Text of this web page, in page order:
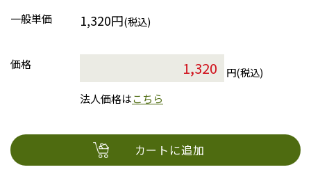
一般単価
1,320円(税込)
価格
円(税込)
法人価格はこちら
カートに追加